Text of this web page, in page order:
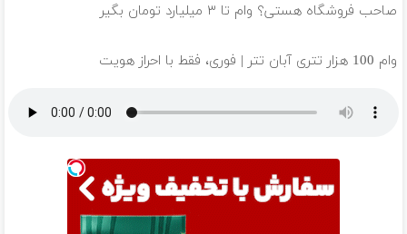
صاحب فروشگاه هستی؟ وام تا ۳ میلیارد تومان بگیر
وام 100 هزار تتری آبان تتر | فوری، فقط با احراز هویت